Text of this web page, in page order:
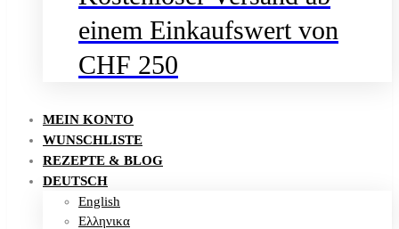
einem Einkaufswert von
CHF 250
MEIN KONTO
WUNSCHLISTE
REZEPTE & BLOG
DEUTSCH
English
Ελληνικα